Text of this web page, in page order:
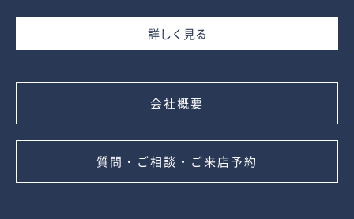
詳しく見る
会社概要
質問・ご相談・ご来店予約